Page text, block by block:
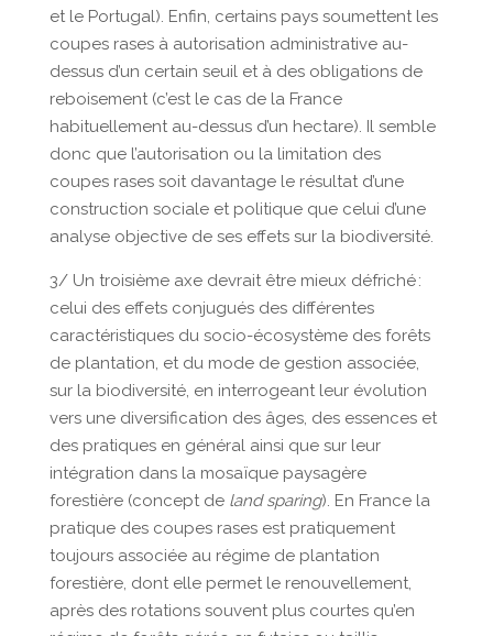
et le Portugal). Enfin, certains pays soumettent les
coupes rases à autorisation administrative au-
dessus d’un certain seuil et à des obligations de
reboisement (c’est le cas de la France
habituellement au-dessus d’un hectare). Il semble
donc que l’autorisation ou la limitation des
coupes rases soit davantage le résultat d’une
construction sociale et politique que celui d’une
analyse objective de ses effets sur la biodiversité.
3/ Un troisième axe devrait être mieux défriché :
celui des effets conjugués des différentes
caractéristiques du socio-écosystème des forêts
de plantation, et du mode de gestion associée,
sur la biodiversité, en interrogeant leur évolution
vers une diversification des âges, des essences et
des pratiques en général ainsi que sur leur
intégration dans la mosaïque paysagère
forestière (concept de land sparing). En France la
pratique des coupes rases est pratiquement
toujours associée au régime de plantation
forestière, dont elle permet le renouvellement,
après des rotations souvent plus courtes qu’en